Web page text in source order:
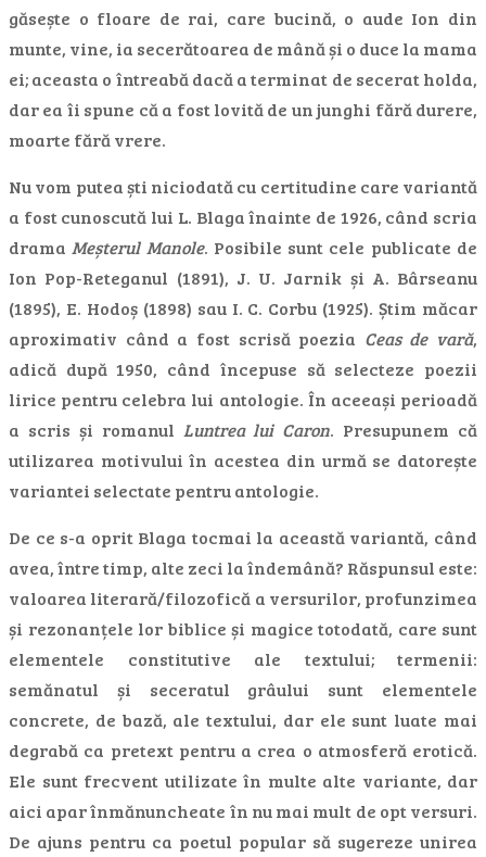
găsește o floare de rai, care bucină, o aude Ion din
munte, vine, ia secerătoarea de mână și o duce la mama
ei; aceasta o întreabă dacă a terminat de secerat holda,
dar ea îi spune că a fost lovită de un junghi fără durere,
moarte fără vrere.
Nu vom putea ști niciodată cu certitudine care variantă
a fost cunoscută lui L. Blaga înainte de 1926, când scria
drama Meșterul Manole. Posibile sunt cele publicate de
Ion Pop-Reteganul (1891), J. U. Jarnik și A. Bârseanu
(1895), E. Hodoș (1898) sau I. C. Corbu (1925). Știm măcar
aproximativ când a fost scrisă poezia Ceas de vară,
adică după 1950, când începuse să selecteze poezii
lirice pentru celebra lui antologie. În aceeași perioadă
a scris și romanul Luntrea lui Caron. Presupunem că
utilizarea motivului în acestea din urmă se datorește
variantei selectate pentru antologie.
De ce s-a oprit Blaga tocmai la această variantă, când
avea, între timp, alte zeci la îndemână? Răspunsul este:
valoarea literară/filozofică a versurilor, profunzimea
și rezonanțele lor biblice și magice totodată, care sunt
elementele constitutive ale textului; termenii:
semănatul și seceratul grâului sunt elementele
concrete, de bază, ale textului, dar ele sunt luate mai
degrabă ca pretext pentru a crea o atmosferă erotică.
Ele sunt frecvent utilizate în multe alte variante, dar
aici apar înmănuncheate în nu mai mult de opt versuri.
De ajuns pentru ca poetul popular să sugereze unirea